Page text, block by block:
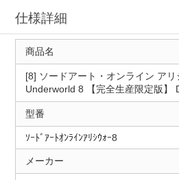
仕様詳細
商品名
[8] ソードアート・オンライン ア
Underworld 8 【完全生産限定版】
型番
ｿｰﾄﾞｱｰﾄｵﾝﾗｲﾝｱﾘｼｳｫｰ8
メーカー